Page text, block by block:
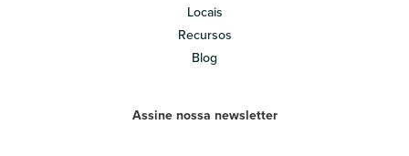
Locais
Recursos
Blog
Assine nossa newsletter